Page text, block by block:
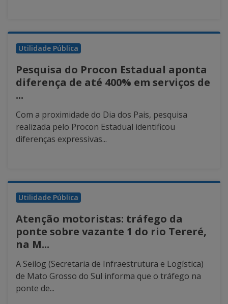
Utilidade Pública
Pesquisa do Procon Estadual aponta
diferença de até 400% em serviços de
...
Com a proximidade do Dia dos Pais, pesquisa
realizada pelo Procon Estadual identificou
diferenças expressivas...
Utilidade Pública
Atenção motoristas: tráfego da
ponte sobre vazante 1 do rio Tereré,
na M...
A Seilog (Secretaria de Infraestrutura e Logística)
de Mato Grosso do Sul informa que o tráfego na
ponte de...